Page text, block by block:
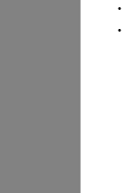
・
・